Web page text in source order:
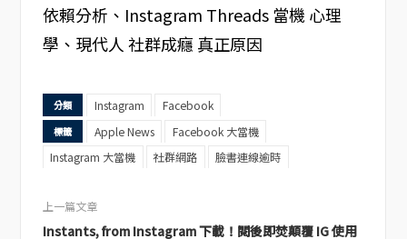
依賴分析、Instagram Threads 當機 心理
學、現代人 社群成癮 真正原因
分類 Instagram Facebook
標籤 Apple News
Facebook 大當機
Instagram 大當機
社群網路 臉書連線逾時
上一篇文章
Instants, from Instagram 下載！閱後即焚顛覆 IG 使用